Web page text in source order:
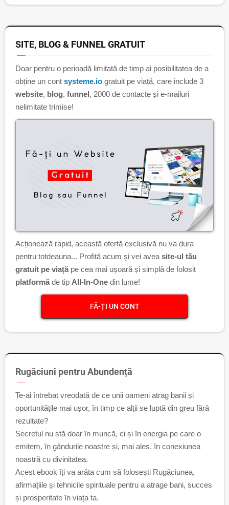
SITE, BLOG & FUNNEL GRATUIT
Doar pentru o perioadă limitată de timp ai posibilitatea de a
obține un cont systeme.io gratuit pe viață, care include 3
website, blog, funnel, 2000 de contacte și e-mailuri
nelimitate trimise!
Acționează rapid, această ofertă exclusivă nu va dura
pentru totdeauna... Profită acum și vei avea site-ul tău
gratuit pe viață pe cea mai ușoară și simplă de folosit
platformă de tip All-In-One din lume!
FĂ-ȚI UN CONT
Rugăciuni pentru Abundență
Te-ai întrebat vreodată de ce unii oameni atrag banii și
oportunitățile mai ușor, în timp ce alții se luptă din greu fără
rezultate?
Secretul nu stă doar în muncă, ci și în energia pe care o
emitem, în gândurile noastre și, mai ales, în conexiunea
noastră cu divinitatea.
Acest ebook îți va arăta cum să folosești Rugăciunea,
afirmațiile și tehnicile spirituale pentru a atrage bani, succes
și prosperitate în viața ta.